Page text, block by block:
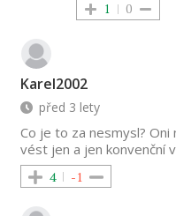
1 0
Karel2002
před 3 lety
Co je to za nesmysl?
vést jen a jen konvenční
4 -1